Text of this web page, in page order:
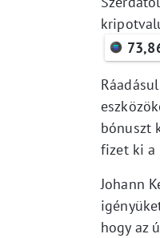
bónuszt
fizet ki a
Johann
hogy az